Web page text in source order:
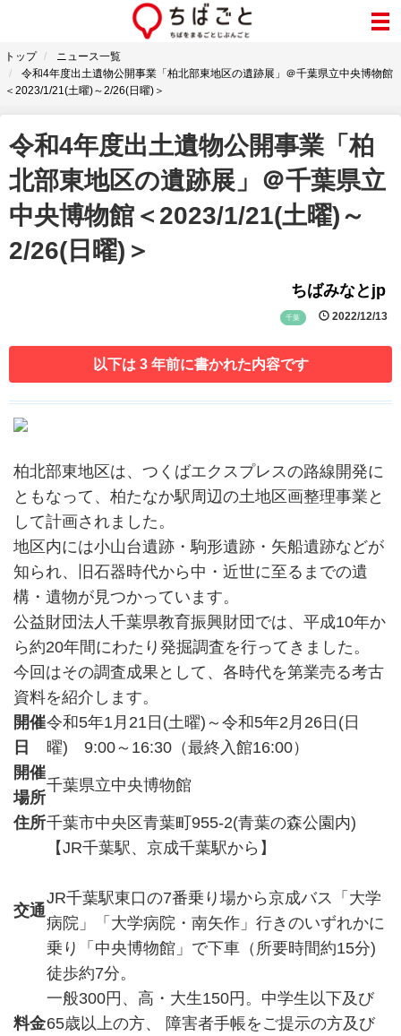
トップ
ニュース一覧
令和4年度出土遺物公開事業「柏北部東地区の遺跡展」＠千葉県立中央博物館
＜2023/1/21(土曜)～2/26(日曜)＞
令和4年度出土遺物公開事業「柏
北部東地区の遺跡展」＠千葉県立
中央博物館＜2023/1/21(土曜)～
2/26(日曜)＞
ちばみなとjp
千葉 2022/12/13
以下は 3 年前に書かれた内容です
柏北部東地区は、つくばエクスプレスの路線開発に
ともなって、柏たなか駅周辺の土地区画整理事業と
して計画されました。
地区内には小山台遺跡・駒形遺跡・矢船遺跡などが
知られ、旧石器時代から中・近世に至るまでの遺
構・遺物が見つかっています。
公益財団法人千葉県教育振興財団では、平成10年か
ら約20年間にわたり発掘調査を行ってきました。
今回はその調査成果として、各時代を第業売る考古
資料を紹介します。
開催
日
令和5年1月21日(土曜)～令和5年2月26日(日
曜) 9:00～16:30（最終入館16:00）
開催
場所
千葉県立中央博物館
住所千葉市中央区青葉町955-2(青葉の森公園内)
交通
【JR千葉駅、京成千葉駅から】
JR千葉駅東口の7番乗り場から京成バス「大学
病院」「大学病院・南矢作」行きのいずれかに
乗り「中央博物館」で下車（所要時間約15分)
徒歩約7分。
料金
一般300円、高・大生150円。中学生以下及び
65歳以上の方、 障害者手帳をご提示の方及び